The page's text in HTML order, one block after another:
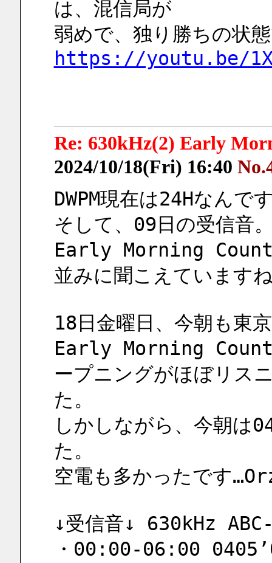
は、混信局が
弱めで、独り勝ちの状
https://youtu.be/
Re: 630kHz(2) Early
2024/10/18(Fri) 16:40
DWPM現在は24Hなんで
そして、09日の受信音
Early Morning
並みに聞こえています
18日金曜日、今朝も東
Early Morning
ープニングがほぼリス
た。
しかしながら、今朝は
た。
空電も多かったです
↓受信音↓ 630kHz
・00:00-06:00